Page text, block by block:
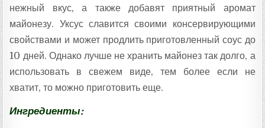
нежный вкус, а также добавят приятный аромат
майонезу. Уксус славится своими консервирующими
свойствами и может продлить приготовленный соус до
10 дней. Однако лучше не хранить майонез так долго, а
использовать в свежем виде, тем более если не
хватит, то можно приготовить еще.
Ингредиенты: